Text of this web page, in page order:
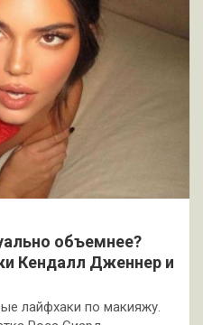
объемнее?
Кендалл Дженнер и
лайфхаки по макияжу.